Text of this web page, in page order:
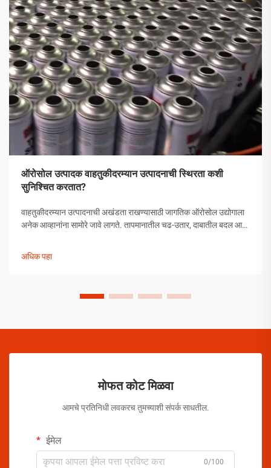
ऑरोसोल उत्पादक वाहतुकीदरम्यान उत्पादनाची स्थिरता कशी
सुनिश्चित करतात?
वाहतुकीदरम्यान उत्पादनाची अखंडता राखण्यासाठी जागतिक ऑरोसोल उद्योगाला
अनेक आव्हानांना सामोरे जावे लागते. तापमानातील चढ-उतार, दाबातील बदल आणि
उपाययोजना राबविल्या पाहिजेत.
अधिक पहा
मोफत कोट मिळवा
आमचे प्रतिनिधी लवकरच तुमच्याशी संपर्क साधतील.
ईमेल
0/100